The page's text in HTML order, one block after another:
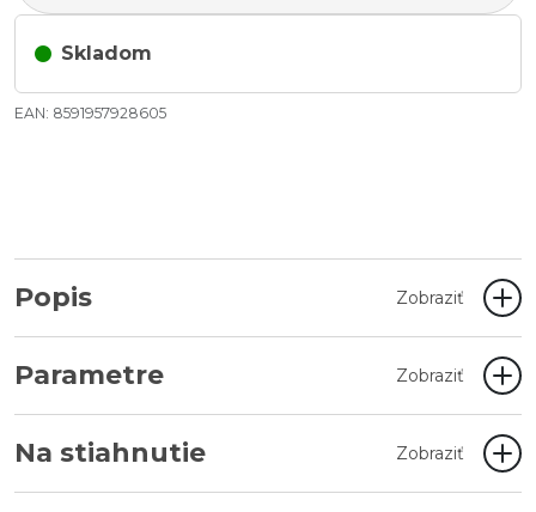
Skladom
EAN: 8591957928605
Popis Zobraziť
Parametre Zobraziť
Na stiahnutie Zobraziť